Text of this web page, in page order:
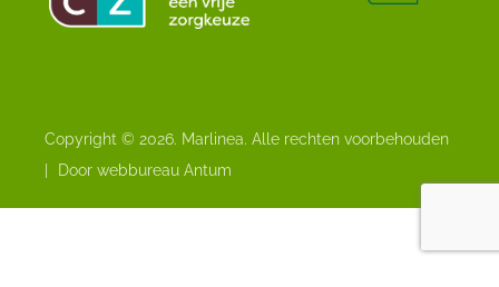
Copyright © 2026. Marlinea. Alle rechten voorbehouden
Door webbureau Antum